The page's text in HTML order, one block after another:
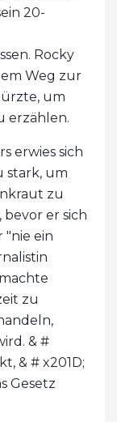
20-
Rocky
Weg zur
um
erzählen.
erwies sich
stark, um
zu
er sich
"nie ein
zu
& #
& # x201D;
Gesetz